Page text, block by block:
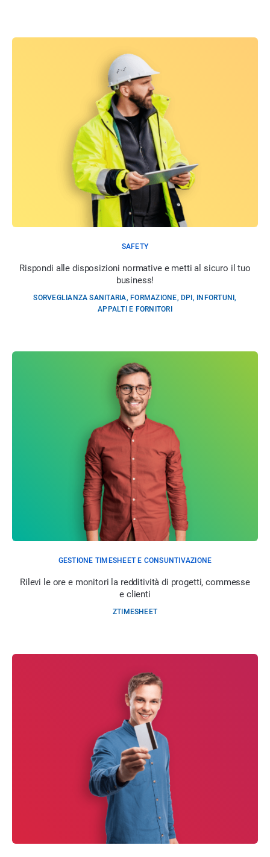
SAFETY
Rispondi alle disposizioni normative e metti al sicuro il tuo
business!
SORVEGLIANZA SANITARIA, FORMAZIONE, DPI, INFORTUNI,
APPALTI E FORNITORI
GESTIONE TIMESHEET E CONSUNTIVAZIONE
Rilevi le ore e monitori la redditività di progetti, commesse
e clienti
ZTIMESHEET